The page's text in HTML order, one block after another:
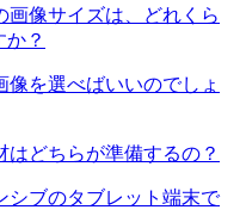
画像サイズは、どれくら
？
像を選べばいいのでしょ
はどちらが準備するの？
シブのタブレット端末で